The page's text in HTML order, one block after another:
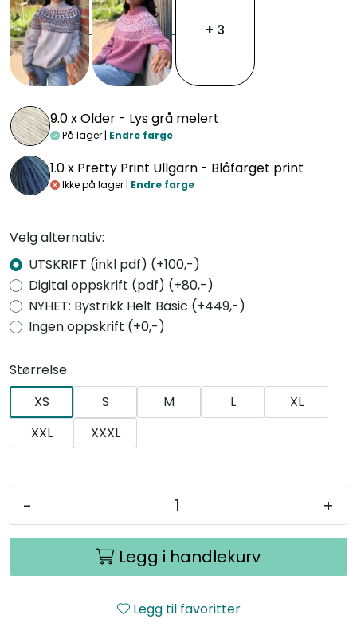
+ 3
9.0 xOlder - Lys grå melert
På lager | Endre farge
1.0 x Pretty Print Ullgarn - Blåfarget print
Ikke på lager | Endre farge
Velg alternativ:
UTSKRIFT (inkl pdf) (+100,-)
Digital oppskrift (pdf) (+80,-)
NYHET: Bystrikk Helt Basic (+449,-)
Ingen oppskrift (+0,-)
Størrelse
XS
S M L
XL
XXL
XXXL
- +
Legg i handlekurv
Legg til favoritter